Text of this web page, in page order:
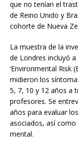
que no tenían el
de Reino Unido y
cohorte de Nueva
La muestra de la
de Londres incluyó
‘Environmental Risk
midieron los
5, 7, 10 y 12 años a
profesores. Se
años para evaluar
asociados, así
mental.